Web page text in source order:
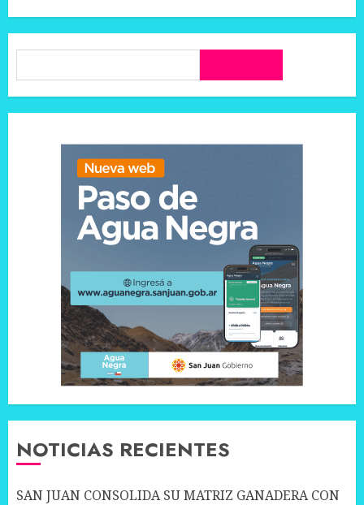
NOTICIAS RECIENTES
SAN JUAN CONSOLIDA SU MATRIZ GANADERA CON